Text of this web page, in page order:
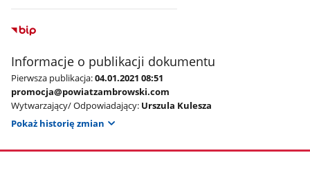
galerii.
Informacje o publikacji dokumentu
Pierwsza publikacja:04.01.2021 08:51
promocja@powiatzambrowski.com
Wytwarzający/ Odpowiadający: Urszula Kulesza
Pokaż historię zmian